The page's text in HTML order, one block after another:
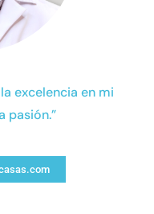
excelencia en mi
pasión.”